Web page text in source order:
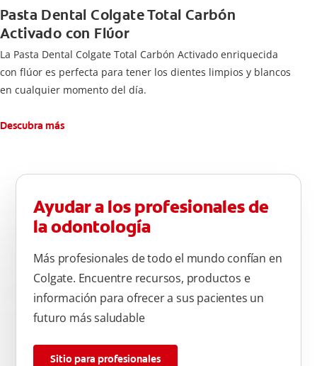
Pasta Dental Colgate Total Carbón
Activado con Flúor
La Pasta Dental Colgate Total Carbón Activado enriquecida
con flúor es perfecta para tener los dientes limpios y blancos
en cualquier momento del día.
Descubra más
Ayudar a los profesionales de
la odontología
Más profesionales de todo el mundo confían en
Colgate. Encuentre recursos, productos e
información para ofrecer a sus pacientes un
futuro más saludable
Sitio para profesionales